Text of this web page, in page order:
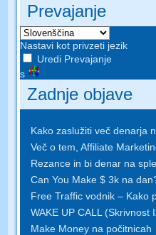
Prevajanje
Nastavi kot privzeti jezik
Uredi Prevajanje
s
Zadnje objave
Kako zaslužiti več denarja
Več o tem, Affiliate
Rezance in bi denar na
Can You Make $ 3k na
Free Traffic vodnik – Kako
WAKE UP CALL
Make Money na počitnicah